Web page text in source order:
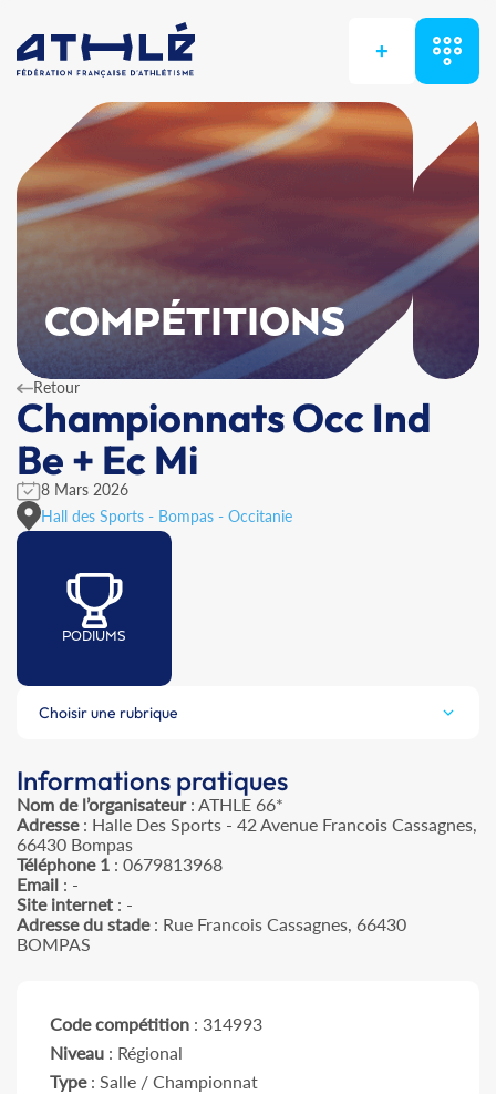
+
COMPÉTITIONS
Retour
Championnats Occ Ind
Be + Ec Mi
8 Mars 2026
Hall des Sports - Bompas - Occitanie
PODIUMS
Choisir une rubrique
Informations pratiques
Nom de l’organisateur: ATHLE 66*
Adresse: Halle Des Sports - 42 Avenue Francois Cassagnes,
66430 Bompas
Téléphone 1 : 0679813968
Email : -
Site internet : -
Adresse du stade: Rue Francois Cassagnes, 66430
BOMPAS
Code compétition : 314993
Niveau : Régional
Type: Salle / Championnat